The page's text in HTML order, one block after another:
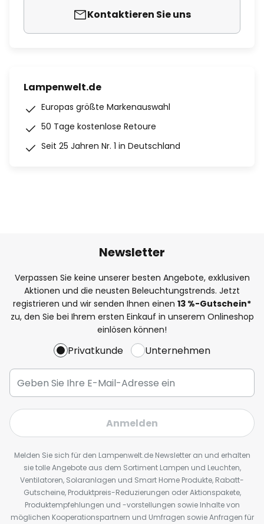
Kontaktieren Sie uns
Lampenwelt.de
Europas größte Markenauswahl
50 Tage kostenlose Retoure
Seit 25 Jahren Nr. 1 in Deutschland
Newsletter
Verpassen Sie keine unserer besten Angebote, exklusiven
Aktionen und die neusten Beleuchtungstrends. Jetzt
registrieren und wir senden Ihnen einen 13 %-Gutschein*
zu, den Sie bei Ihrem ersten Einkauf in unserem Onlineshop
einlösen können!
Privatkunde Unternehmen
Anmelden
Melden Sie sich für den Lampenwelt.de Newsletter an und erhalten
sie tolle Angebote aus dem Sortiment Lampen und Leuchten,
Ventilatoren, Solaranlagen und Smart Home Produkte, Rabatt-
Gutscheine, Produktpreis-Reduzierungen oder Aktionspakete,
Produktempfehlungen und -vorstellungen sowie Inhalte von
möglichen Kooperationspartnern und Umfragen sowie Anfragen für